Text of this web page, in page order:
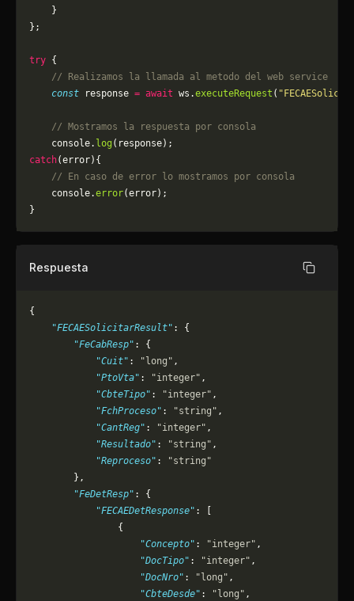
    }
};
try {
    // Realizamos la llamada al metodo del web service
    const
response = await ws.executeRequest (
    // Mostramos la respuesta por consola
    console.
log (response);
catch(error){
    // En caso de error lo mostramos por consola
	console.
error(error);
}
Respuesta Copiar
{
    "FECAESolicitarResult"
: {
        "FeCabResp"
: {
            "Cuit"
: "long" ,
            "PtoVta"
: "integer" ,
            "CbteTipo"
: "integer" ,
            "FchProceso"
: "string" ,
            "CantReg"
: "integer" ,
            "Resultado"
: "string" ,
            "Reproceso"
:
"string"
        },
        "FeDetResp"
: {
            "FECAEDetResponse"
: [
                {
                    "Concepto"
: "integer" ,
                    "DocTipo"
: "integer" ,
                    "DocNro"
: "long" ,
                    "CbteDesde"
: "long" ,